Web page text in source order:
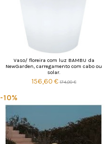
Vaso/ floreira com luz BAMBU da
NewGarden, carregamento com cabo ou
solar.
156,60 € 174,00 €
-10%